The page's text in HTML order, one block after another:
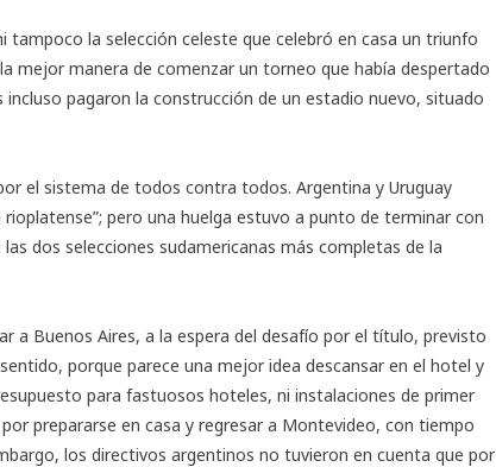
la selección celeste que celebró en casa un triunfo
mejor manera de comenzar un torneo que había despertado
pagaron la construcción de un estadio nuevo, situado
el sistema de todos contra todos. Argentina y Uruguay
pero una huelga estuvo a punto de terminar con
dos selecciones sudamericanas más completas de la
a Buenos Aires, a la espera del desafío por el título, previsto
porque parece una mejor idea descansar en el hotel y
para fastuosos hoteles, ni instalaciones de primer
prepararse en casa y regresar a Montevideo, con tiempo
los directivos argentinos no tuvieron en cuenta que por